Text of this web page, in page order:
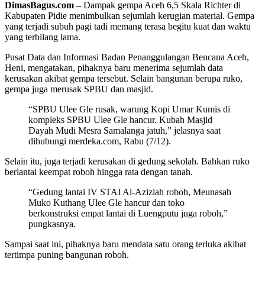
DimasBagus.com –Dampak gempa Aceh 6,5 Skala Richter di
Kabupaten Pidie menimbulkan sejumlah kerugian material. Gempa
yang terjadi subuh pagi tadi memang terasa begitu kuat dan waktu
yang terbilang lama.
Pusat Data dan Informasi Badan Penanggulangan Bencana Aceh,
Heni, mengatakan, pihaknya baru menerima sejumlah data
kerusakan akibat gempa tersebut. Selain bangunan berupa ruko,
gempa juga merusak SPBU dan masjid.
“SPBU Ulee Gle rusak, warung Kopi Umar Kumis di
kompleks SPBU Ulee Gle hancur. Kubah Masjid
Dayah Mudi Mesra Samalanga jatuh,” jelasnya saat
dihubungi merdeka.com, Rabu (7/12).
Selain itu, juga terjadi kerusakan di gedung sekolah. Bahkan ruko
berlantai keempat roboh hingga rata dengan tanah.
“Gedung lantai IV STAI Al-Aziziah roboh, Meunasah
Muko Kuthang Ulee Gle hancur dan toko
berkonstruksi empat lantai di Luengputu juga roboh,”
pungkasnya.
Sampai saat ini, pihaknya baru mendata satu orang terluka akibat
tertimpa puning bangunan roboh.